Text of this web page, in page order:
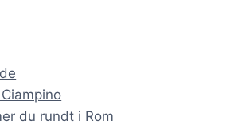
du rundt i Rom